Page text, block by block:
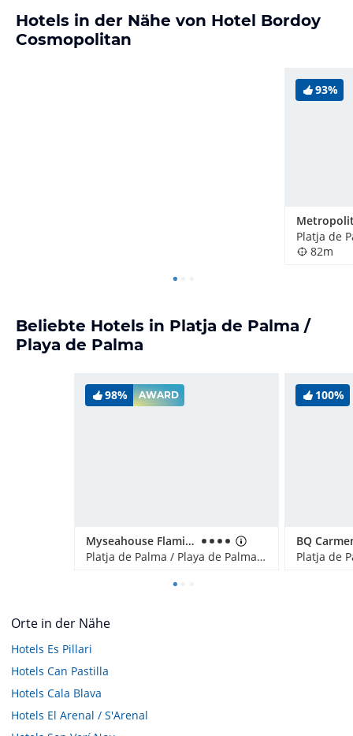
Hotels in der Nähe von Hotel Bordoy
Cosmopolitan
93%
82m
Beliebte Hotels in Platja de Palma /
Playa de Palma
98% AWARD
Myseahouse Flamingo - Adults only
Platja de Palma / Playa de Palma, Spanien
100%
Orte in der Nähe
Hotels Es Pillari
Hotels Can Pastilla
Hotels Cala Blava
Hotels El Arenal / S'Arenal